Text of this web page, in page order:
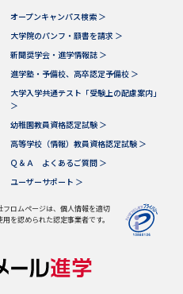
オープンキャンパス検索 ＞
大学院のパンフ・願書を請求 ＞
新聞奨学会・進学情報誌 ＞
進学塾・予備校、高卒認定予備校 ＞
大学入学共通テスト「受験上の配慮案内」
＞
幼稚園教員資格認定試験 ＞
高等学校（情報）教員資格認定試験 ＞
Ｑ＆Ａ よくあるご質問 ＞
ユーザーサポート ＞
ロムページは、個人情報を適切
を認められた認定事業者です。